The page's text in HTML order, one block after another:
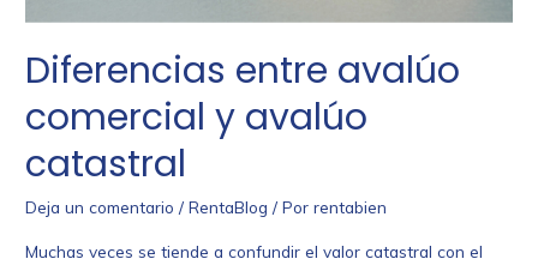
Diferencias entre avalúo
comercial y avalúo
catastral
Deja un comentario /RentaBlog / Porrentabien
Muchas veces se tiende a confundir el valor catastral con el